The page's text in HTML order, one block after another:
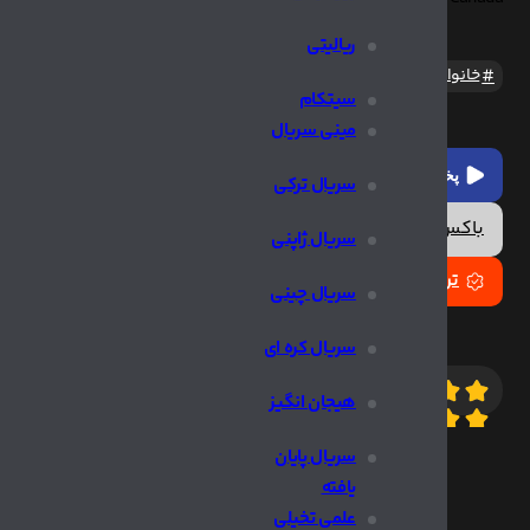
ریالیتی
سیتکام
مینی سریال
سریال ترکی
سریال ژاپنی
سریال چینی
سریال کره ای
هیجان انگیز
سریال پایان
یافته
علمی تخیلی
خانوادگی
پخش آنلاین
باکس دانلود
تریلر